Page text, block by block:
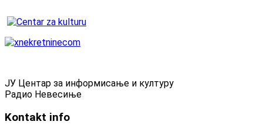
ЈУ Центар за информисање и културу
Радио Невесиње
Kontakt info